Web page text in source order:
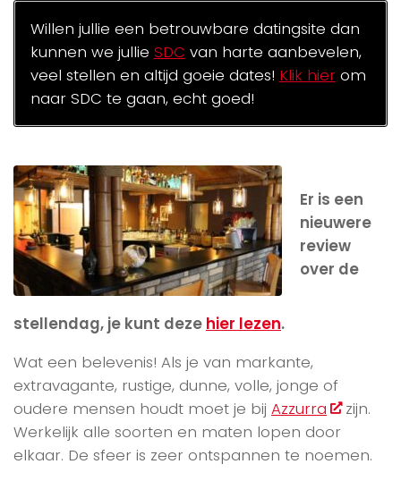
Willen jullie een betrouwbare datingsite dan
kunnen we jullie SDC van harte aanbevelen,
veel stellen en altijd goeie dates! Klik hierom
naar SDC te gaan, echt goed!
Er is een
nieuwere
review
over de
stellendag, je kunt deze hier lezen.
Wat een belevenis! Als je van markante,
extravagante, rustige, dunne, volle, jonge of
oudere mensen houdt moet je bij Azzurra
zijn.
Werkelijk alle soorten en maten lopen door
elkaar. De sfeer is zeer ontspannen te noemen.